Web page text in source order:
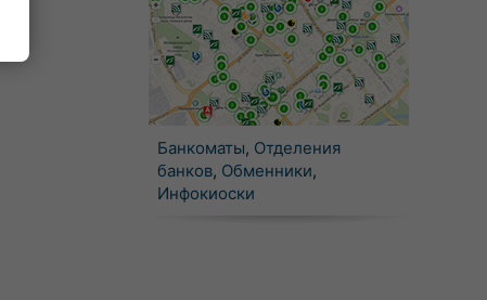
Банкоматы, Отделения
банков, Обменники,
Инфокиоски